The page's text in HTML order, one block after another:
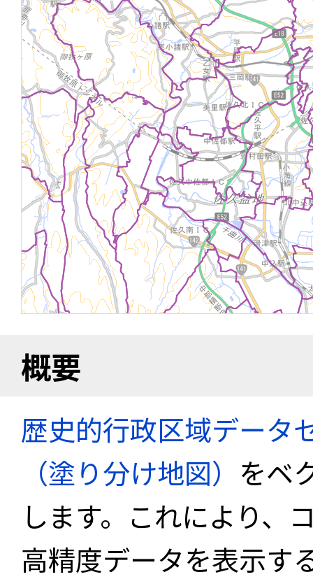
概要
歴史的行政区域データ
（塗り分け地図） をベ
します。これにより、
高精度データを表示す